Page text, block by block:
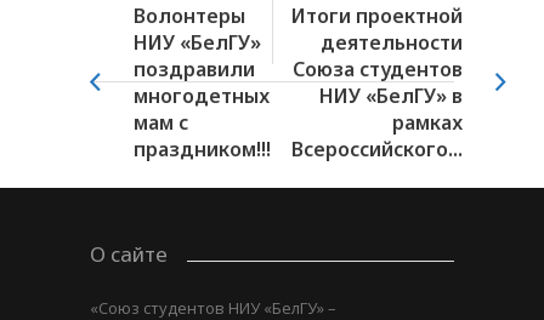
Волонтеры
НИУ «БелГУ»
поздравили
многодетных
мам с
праздником!!!
Итоги проектной
деятельности
Союза студентов
НИУ «БелГУ» в
рамках
Всероссийского...
О сайте
«Союз студентов НИУ «БелГУ» –